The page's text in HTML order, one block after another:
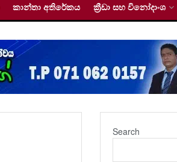
කාන්තා අතිරේකය ක්‍රීඩා සහ විනෝදාංශ
Search